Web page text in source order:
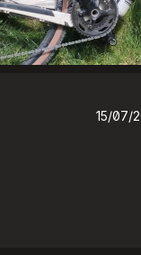
15/07/